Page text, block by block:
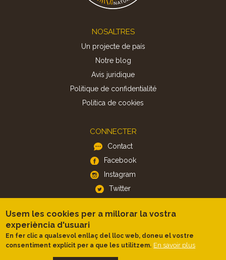
NOSALTRES
Un projecte de país
Notre blog
Avis juridique
Politique de confidentialité
Politica de cookies
CONNECTER
Contact
Facebook
Instagram
Twitter
APP
iOS
Android
Usem les cookies per a millorar la vostra
experiència d'usuari
En fer clic a qualsevol enllaç del lloc web, doneu el vostre
consentiment explícit per a que les utilitzem. En savoir plus